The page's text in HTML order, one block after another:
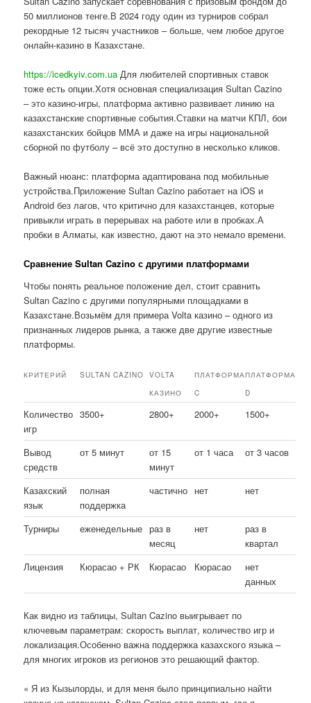
50 миллионов тенге.В 2024 году один из турниров собрал
рекордные 12 тысяч участников – больше, чем любое другое
онлайн-казино в Казахстане.
https://icedkyiv.com.ua Для любителей спортивных ставок
тоже есть опции.Хотя основная специализация Sultan Cazino
– это казино-игры, платформа активно развивает линию на
казахстанские спортивные события.Ставки на матчи КПЛ, бои
казахстанских бойцов ММА и даже на игры национальной
сборной по футболу – всё это доступно в несколько кликов.
Важный нюанс: платформа адаптирована под мобильные
устройства.Приложение Sultan Cazino работает на iOS и
Android без лагов, что критично для казахстанцев, которые
привыкли играть в перерывах на работе или в пробках.А
пробки в Алматы, как известно, дают на это немало времени.
Сравнение Sultan Cazino с другими платформами
Чтобы понять реальное положение дел, стоит сравнить
Sultan Cazino с другими популярными площадками в
Казахстане.Возьмём для примера Volta казино – одного из
признанных лидеров рынка, а также две другие известные
платформы.
КРИТЕРИЙ SULTAN CAZINO
VOLTA
КАЗИНО
ПЛАТФОРМА
C
ПЛАТФОРМА
D
Количество
игр
3500+ 2800+ 2000+ 1500+
Вывод
средств
от 5 минут
от 15
минут
от 1 часа от 3 часов
Казахский
язык
полная
поддержка
частично нет нет
Турниры еженедельные раз в
месяц
нет
раз в
квартал
Лицензия
Кюрасао + РК Кюрасао Кюрасао
нет
данных
Как видно из таблицы, Sultan Cazino выигрывает по
ключевым параметрам: скорость выплат, количество игр и
локализация.Особенно важна поддержка казахского языка –
для многих игроков из регионов это решающий фактор.
« Я из Кызылорды, и для меня было принципиально найти